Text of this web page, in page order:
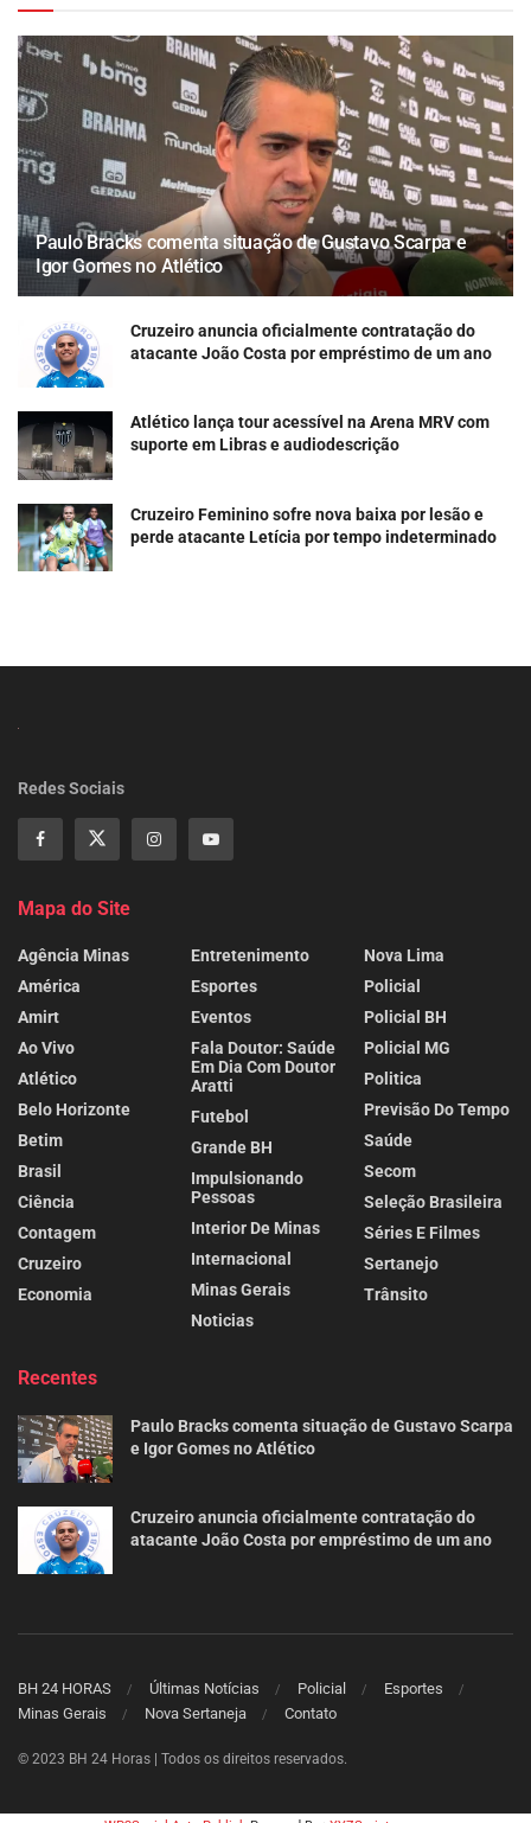
Paulo Bracks comenta situação de Gustavo Scarpa e
Igor Gomes no Atlético
Cruzeiro anuncia oficialmente contratação do
atacante João Costa por empréstimo de um ano
Atlético lança tour acessível na Arena MRV com
suporte em Libras e audiodescrição
Cruzeiro Feminino sofre nova baixa por lesão e
perde atacante Letícia por tempo indeterminado
Redes Sociais
Mapa do Site
Agência Minas
América
Amirt
Ao Vivo
Atlético
Belo Horizonte
Betim
Brasil
Ciência
Contagem
Cruzeiro
Economia
Entretenimento
Esportes
Eventos
Fala Doutor: Saúde
Em Dia Com Doutor
Aratti
Futebol
Grande BH
Impulsionando
Pessoas
Interior De Minas
Internacional
Minas Gerais
Noticias
Nova Lima
Policial
Policial BH
Policial MG
Politica
Previsão Do Tempo
Saúde
Secom
Seleção Brasileira
Séries E Filmes
Sertanejo
Trânsito
Recentes
Paulo Bracks comenta situação de Gustavo Scarpa
e Igor Gomes no Atlético
Cruzeiro anuncia oficialmente contratação do
atacante João Costa por empréstimo de um ano
BH 24 HORAS Últimas Notícias Policial
Esportes
Minas Gerais
Nova Sertaneja Contato
© 2023 BH 24 Horas | Todos os direitos reservados.